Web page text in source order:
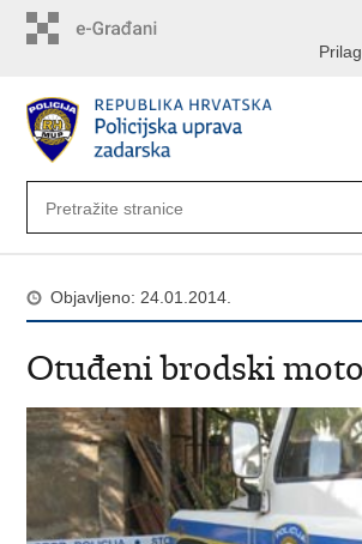
Objavljeno: 24.01.2014.
Otuđeni brodski